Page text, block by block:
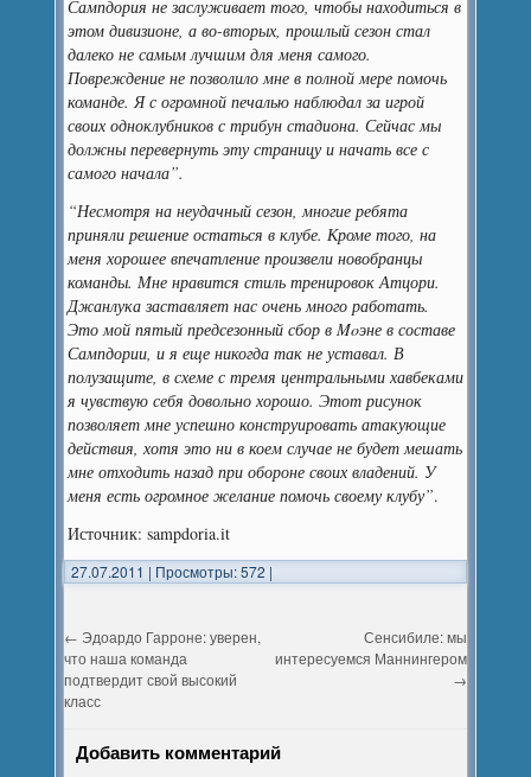
Сампдория не заслуживает того, чтобы находиться в
этом дивизионе, а во-вторых, прошлый сезон стал
далеко не самым лучшим для меня самого.
Повреждение не позволило мне в полной мере помочь
команде. Я с огромной печалью наблюдал за игрой
своих одноклубников с трибун стадиона. Сейчас мы
должны перевернуть эту страницу и начать все с
самого начала”.
“Несмотря на неудачный сезон, многие ребята
приняли решение остаться в клубе. Кроме того, на
меня хорошее впечатление произвели новобранцы
команды. Мне нравится стиль тренировок Атцори.
Джанлука заставляет нас очень много работать.
Это мой пятый предсезонный сбор в Moэне в составе
Сампдории, и я еще никогда так не уставал. В
полузащите, в схеме с тремя центральными хавбеками
я чувствую себя довольно хорошо. Этот рисунок
позволяет мне успешно конструировать атакующие
действия, хотя это ни в коем случае не будет мешать
мне отходить назад при обороне своих владений. У
меня есть огромное желание помочь своему клубу”.
Источник: sampdoria.it
27.07.2011 | Просмотры: 572 |
← Эдоардо Гарроне: уверен,
что наша команда
подтвердит свой высокий
класс
Сенсибиле: мы
интересуемся Маннингером
→
Добавить комментарий